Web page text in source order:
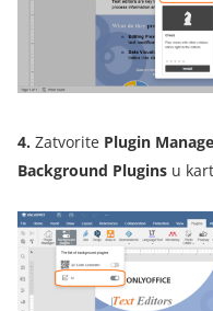
4. Zatvorite Plugin
Background Plugins u